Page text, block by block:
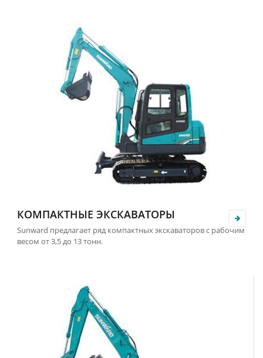
КОМПАКТНЫЕ ЭКСКАВАТОРЫ
Sunward предлагает ряд компактных экскаваторов с рабочим
весом от 3,5 до 13 тонн.